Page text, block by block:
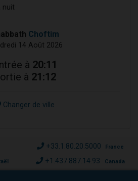
nuit
Choftim
14 Août 2026
à 20:11
à 21:12
Changer de ville
+33.1.80.20.5000 France
+1.437.887.14.93 Canada